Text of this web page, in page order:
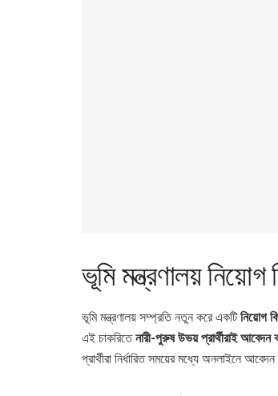
ভূমি মন্ত্রণালয়
ভূমি মন্ত্রণালয় সম্প্রতি নতুন করে একটিনিয়োগ
এই চাকরিতেনারী-পুরুষ উভয় প্রার্থীরাই আবেদন
প্রার্থীরা নির্ধারিত সময়ের মধ্যে অনলাইনে